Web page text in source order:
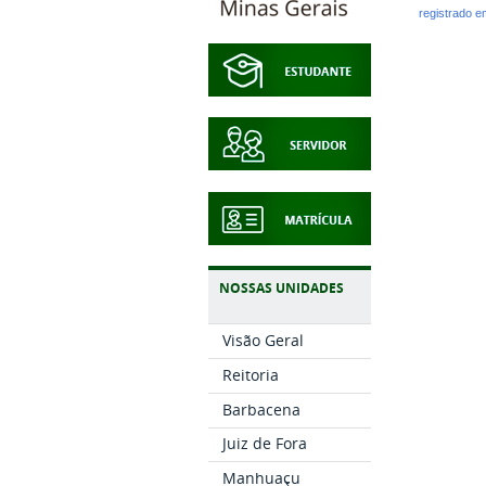
NOSSAS UNIDADES
Visão Geral
Reitoria
Barbacena
Juiz de Fora
Manhuaçu
registrado